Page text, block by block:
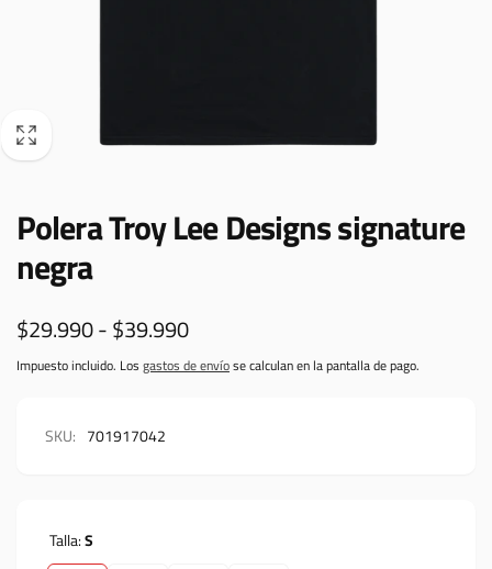
Polera Troy Lee Designs signature
negra
$29.990 - $39.990
Impuesto incluido. Los gastos de envíose calculan en la pantalla de pago.
SKU: 701917042
Talla:S